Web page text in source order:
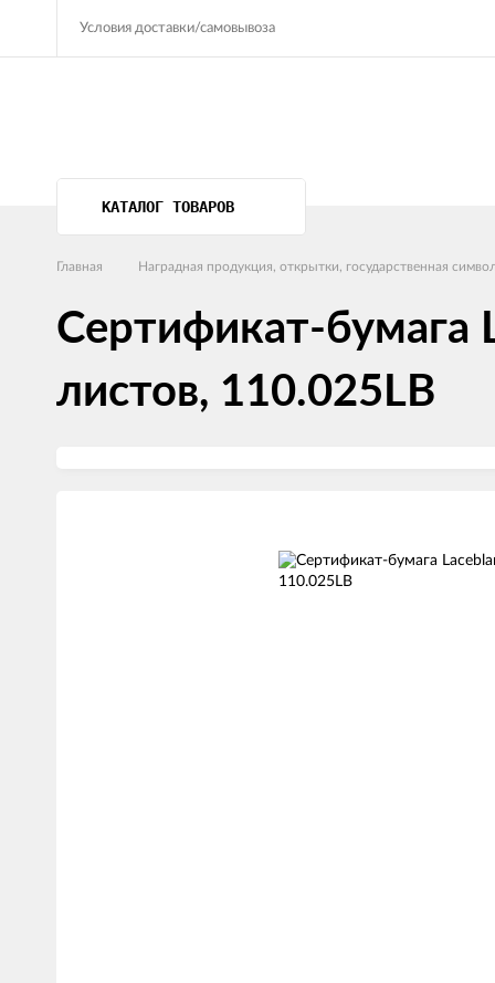
Условия доставки/самовывоза
КАТАЛОГ ТОВАРОВ
Главная Наградная продукция, открытки, государственная
Сертификат-бумага
листов, 110.025LB